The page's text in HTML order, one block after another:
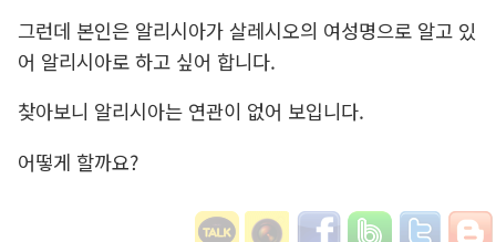
그런데 본인은 알리시아가 살레시오의 여성명으로 알고 있
어 알리시아로 하고 싶어 합니다.
찾아보니 알리시아는 연관이 없어 보입니다.
어떻게 할까요?